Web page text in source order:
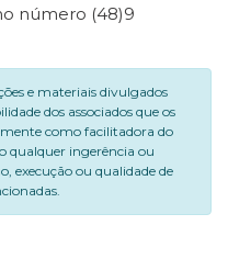
número (48)9
e materiais divulgados
dos associados que os
como facilitadora do
qualquer ingerência ou
execução ou qualidade de